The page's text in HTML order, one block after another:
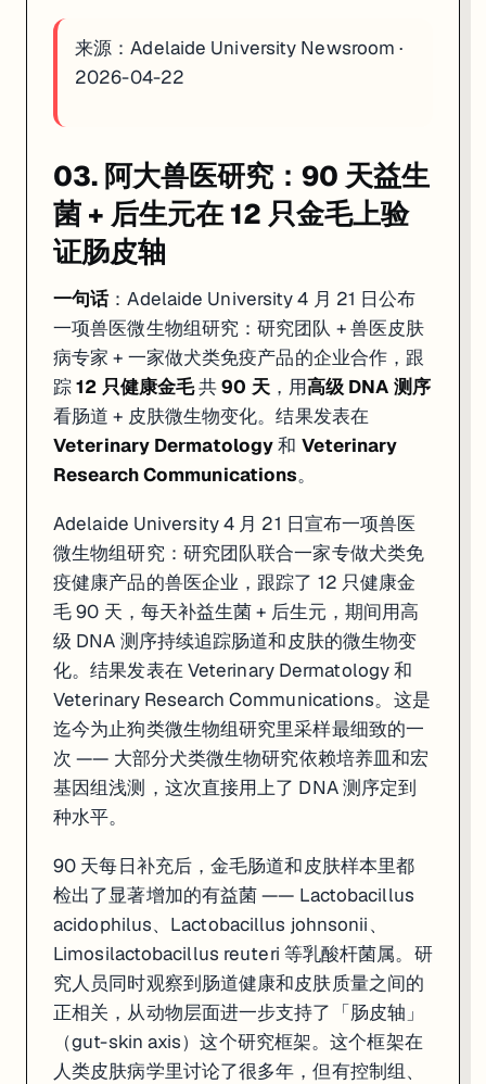
来源：Adelaide University Newsroom ·
2026-04-22
03. 阿大兽医研究：90 天益生
菌 + 后生元在 12 只金毛上验
证肠皮轴
一句话：Adelaide University 4 月 21 日公布
一项兽医微生物组研究：研究团队 + 兽医皮肤
病专家 + 一家做犬类免疫产品的企业合作，跟
踪12 只健康金毛共90 天，用高级 DNA 测序
看肠道 + 皮肤微生物变化。结果发表在
Veterinary Dermatology和 Veterinary
Research Communications。
Adelaide University 4 月 21 日宣布一项兽医
微生物组研究：研究团队联合一家专做犬类免
疫健康产品的兽医企业，跟踪了 12 只健康金
毛 90 天，每天补益生菌 + 后生元，期间用高
级 DNA 测序持续追踪肠道和皮肤的微生物变
化。结果发表在 Veterinary Dermatology 和
Veterinary Research Communications。这是
迄今为止狗类微生物组研究里采样最细致的一
次 —— 大部分犬类微生物研究依赖培养皿和宏
基因组浅测，这次直接用上了 DNA 测序定到
种水平。
90 天每日补充后，金毛肠道和皮肤样本里都
检出了显著增加的有益菌 —— Lactobacillus
acidophilus、Lactobacillus johnsonii、
Limosilactobacillus reuteri 等乳酸杆菌属。研
究人员同时观察到肠道健康和皮肤质量之间的
正相关，从动物层面进一步支持了「肠皮轴」
（gut-skin axis）这个研究框架。这个框架在
人类皮肤病学里讨论了很多年，但有控制组、